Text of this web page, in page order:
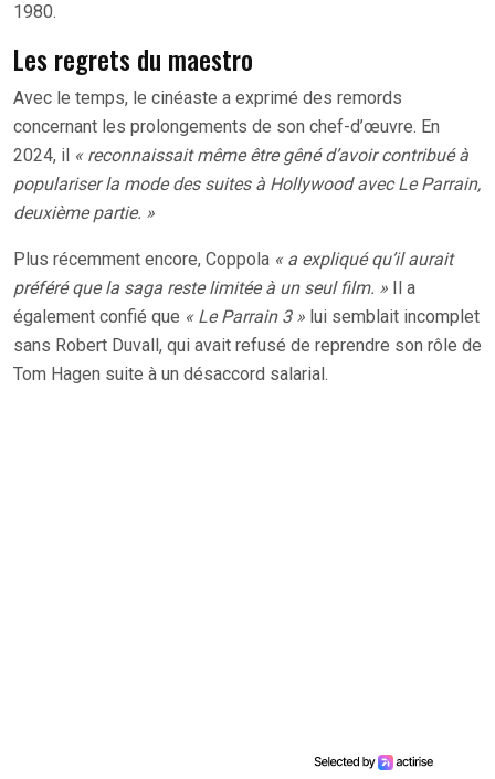
1980.
Les regrets du maestro
Avec le temps, le cinéaste a exprimé des remords
concernant les prolongements de son chef-d’œuvre. En
2024, il « reconnaissait même être gêné d’avoir contribué à
populariser la mode des suites à Hollywood avec Le Parrain,
deuxième partie. »
Plus récemment encore, Coppola « a expliqué qu’il aurait
préféré que la saga reste limitée à un seul film. » Il a
également confié que « Le Parrain 3 » lui semblait incomplet
sans Robert Duvall, qui avait refusé de reprendre son rôle de
Tom Hagen suite à un désaccord salarial.